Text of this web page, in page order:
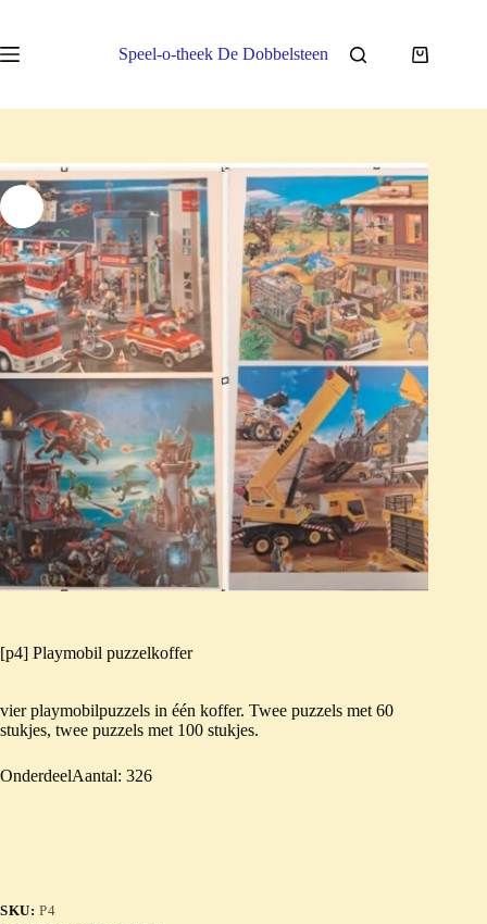
de
inhoud
Speel-o-theek De Dobbelsteen
[p4] Playmobil puzzelkoffer
vier playmobilpuzzels in één koffer. Twee puzzels met 60
stukjes, twee puzzels met 100 stukjes.
OnderdeelAantal: 326
SKU:P4